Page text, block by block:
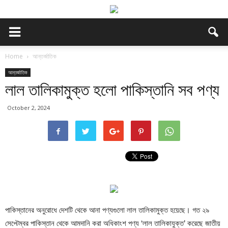
Home আন্তর্জাতিক
আন্তর্জাতিক
লাল তালিকামুক্ত হলো পাকিস্তানি সব পণ্য
October 2, 2024
পাকিস্তানের অনুরোধে দেশটি থেকে আনা পণ্যগুলো লাল তালিকামুক্ত হয়েছে। গত ২৯
সেপ্টেম্বর পাকিস্তান থেকে আমদানি করা অধিকাংশ পণ্য ‘লাল তালিকাযুক্ত’ করেছে জাতীয়